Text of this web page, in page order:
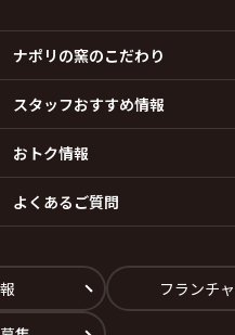
ナポリの窯のこだわり
スタッフおすすめ情報
おトク情報
よくあるご質問
フランチ